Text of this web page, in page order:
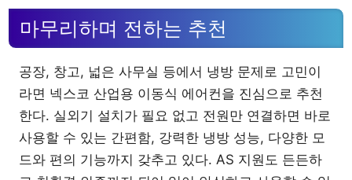
마무리하며 전하는 추천
공장, 창고, 넓은 사무실 등에서 냉방 문제로 고민이
라면 넥스코 산업용 이동식 에어컨을 진심으로 추천
한다. 실외기 설치가 필요 없고 전원만 연결하면 바로
사용할 수 있는 간편함, 강력한 냉방 성능, 다양한 모
드와 편의 기능까지 갖추고 있다. AS 지원도 든든하